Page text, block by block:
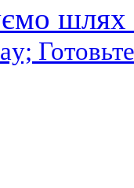
шлях